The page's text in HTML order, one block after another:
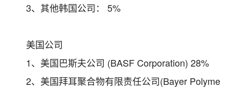
3、其他韩国公司： 5%
美国公司
1、美国巴斯夫公司 (BASF Corporation) 28%
2、美国拜耳聚合物有限责任公司(Bayer Polyme